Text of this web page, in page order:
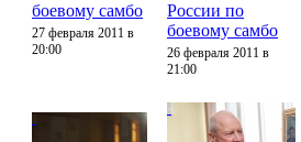
боевому самбо
27 февраля 2011 в
20:00
России по
боевому самбо
26 февраля 2011 в
21:00